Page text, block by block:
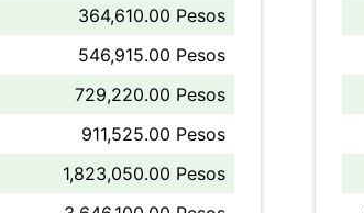
364,610.00 Pesos
546,915.00 Pesos
729,220.00 Pesos
911,525.00 Pesos
1,823,050.00 Pesos